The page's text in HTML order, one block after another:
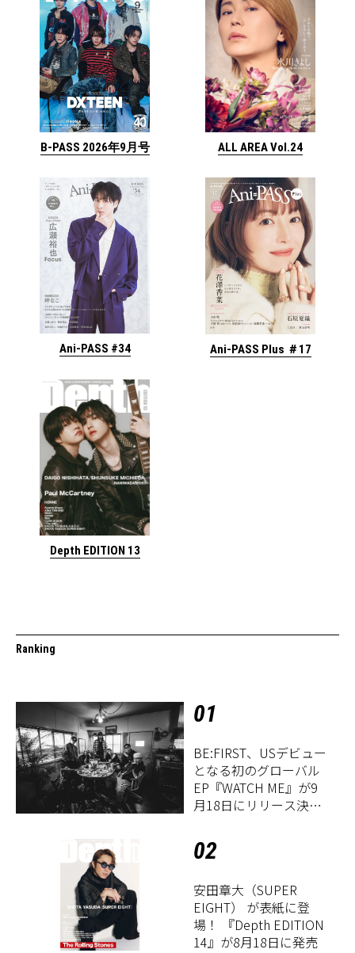
B-PASS 2026年9月号 ALL AREA Vol.24
Ani-PASS #34 Ani-PASS Plus ＃17
Depth EDITION 13
Ranking
01
BE:FIRST、USデビュー
となる初のグローバル
EP『WATCH ME』が9
月18日にリリース決
02
安田章大（SUPER
EIGHT） が表紙に登
場！ 『Depth EDITION
14』が8月18日に発売